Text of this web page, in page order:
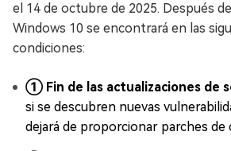
el 14 de octubre de 2025. Después
Windows 10 se encontrará en las
condiciones:
① Fin de las actualizaciones de
si se descubren nuevas
dejará de proporcionar parches de